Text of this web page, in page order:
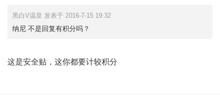
黑白V温皇 发表于 2016-7-15 19:32
纳尼 不是回复有积分吗？
这是安全贴，这你都要计较积分